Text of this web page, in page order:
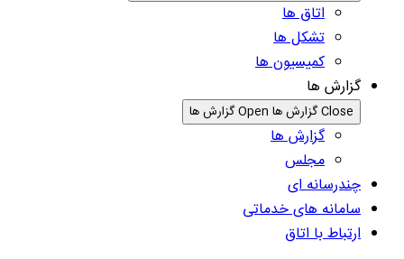
اتاق ها
تشکل ها
کمیسیون ها
گزارش ها
Close گزارش ها Open گزارش ها
گزارش ها
مجلس
چندرسانه ای
سامانه های خدماتی
ارتباط با اتاق